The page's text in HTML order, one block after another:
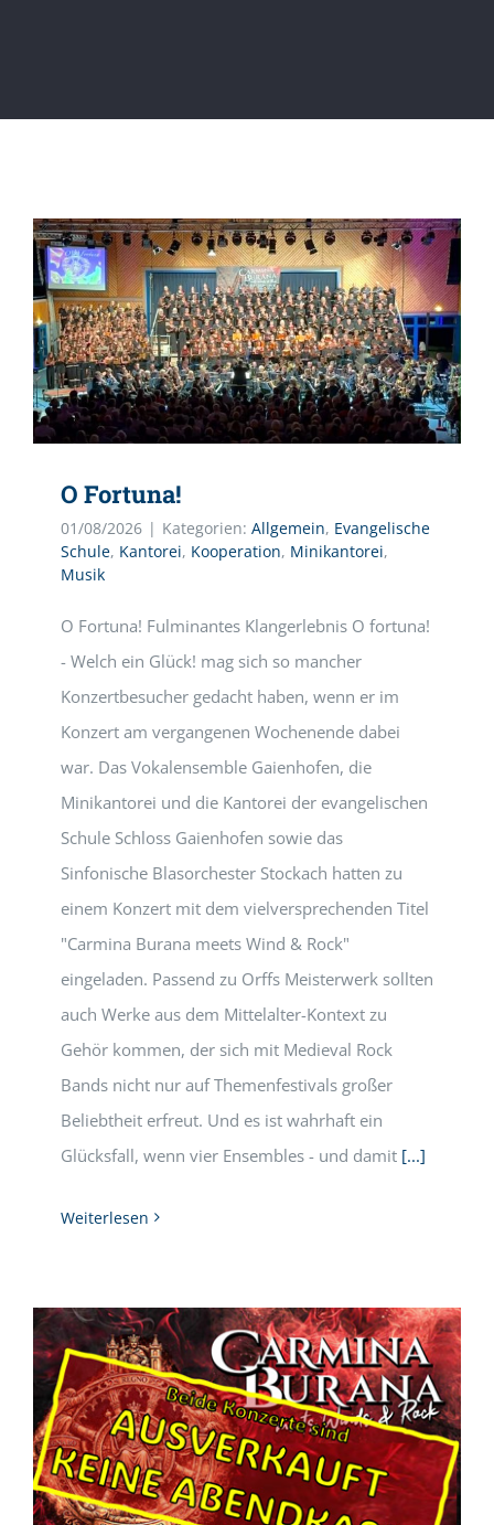
O Fortuna!
01/08/2026 | Kategorien: Allgemein, Evangelische
Schule, Kantorei, Kooperation, Minikantorei,
Musik
O Fortuna! Fulminantes Klangerlebnis O fortuna!
- Welch ein Glück! mag sich so mancher
Konzertbesucher gedacht haben, wenn er im
Konzert am vergangenen Wochenende dabei
war. Das Vokalensemble Gaienhofen, die
Minikantorei und die Kantorei der evangelischen
Schule Schloss Gaienhofen sowie das
Sinfonische Blasorchester Stockach hatten zu
einem Konzert mit dem vielversprechenden Titel
"Carmina Burana meets Wind & Rock"
eingeladen. Passend zu Orffs Meisterwerk sollten
auch Werke aus dem Mittelalter-Kontext zu
Gehör kommen, der sich mit Medieval Rock
Bands nicht nur auf Themenfestivals großer
Beliebtheit erfreut. Und es ist wahrhaft ein
Glücksfall, wenn vier Ensembles - und damit [...]
Weiterlesen